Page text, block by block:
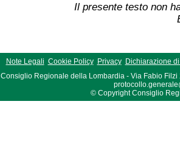
Il presente testo non
Note Legali Cookie Policy Privacy
Dichiarazione
Consiglio Regionale della Lombardia - Via Fabio Filzi
© Copyright Consiglio